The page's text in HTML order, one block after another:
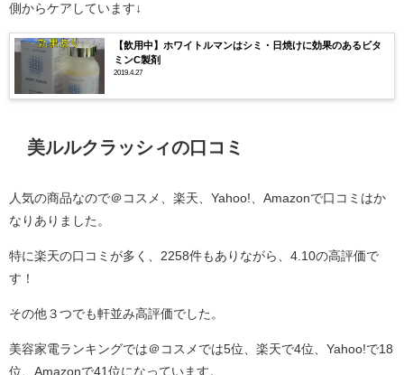
側からケアしています↓
【飲用中】ホワイトルマンはシミ・日焼けに効果のあるビタ
ミンC製剤
2019.4.27
美ルルクラッシィの口コミ
人気の商品なので＠コスメ、楽天、Yahoo!、Amazonで口コミはか
なりありました。
特に楽天の口コミが多く、2258件もありながら、4.10の高評価で
す！
その他３つでも軒並み高評価でした。
美容家電ランキングでは＠コスメでは5位、楽天で4位、Yahoo!で18
位、Amazonで41位になっています。